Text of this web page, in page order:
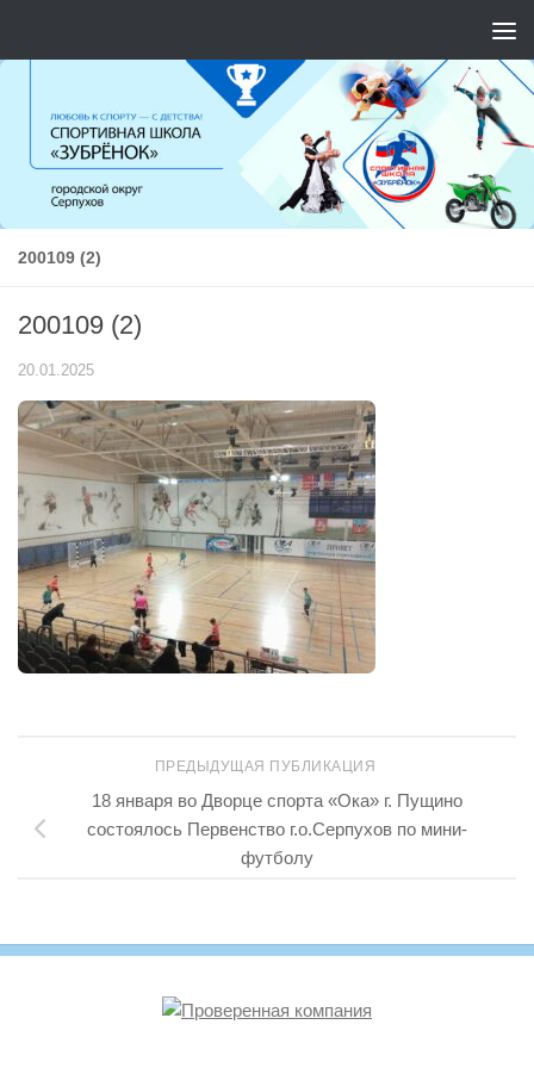
200109 (2)
200109 (2)
20.01.2025
ПРЕДЫДУЩАЯ ПУБЛИКАЦИЯ
18 января во Дворце спорта «Ока» г. Пущино
состоялось Первенство г.о.Серпухов по мини-
футболу